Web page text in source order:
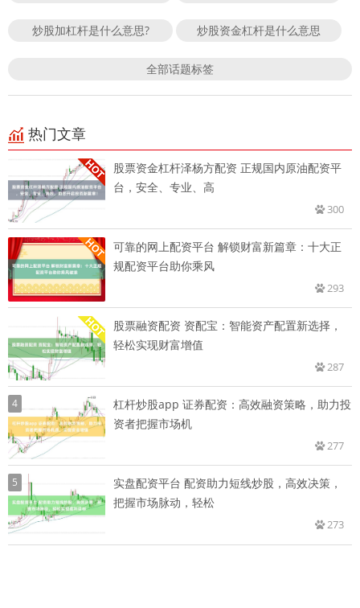
炒股加杠杆是什么意思? 炒股资金杠杆是什么意思
全部话题标签
热门文章
股票资金杠杆泽杨方配资 正规国内原油配资平
台，安全、专业、高
300
可靠的网上配资平台 解锁财富新篇章：十大正
规配资平台助你乘风
293
股票融资配资 资配宝：智能资产配置新选择，
轻松实现财富增值
287
4
杠杆炒股app 证券配资：高效融资策略，助力投
资者把握市场机
277
5
实盘配资平台 配资助力短线炒股，高效决策，
把握市场脉动，轻松
273